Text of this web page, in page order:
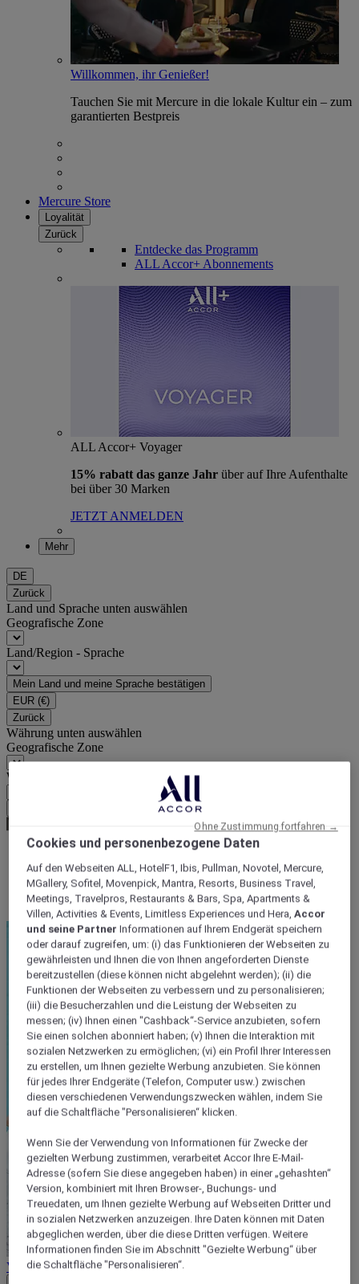
Willkommen, ihr Genießer!
Tauchen Sie mit Mercure in die lokale Kultur ein – zum
garantierten Bestpreis
Mercure Store
Loyalität
Zurück
Entdecke das Programm
ALL Accor+ Abonnements
ALL Accor+ Voyager
15% rabatt das ganze Jahr über auf Ihre Aufenthalte
bei über 30 Marken
JETZT ANMELDEN
Mehr
DE
Zurück
Land und Sprache unten auswählen
Geografische Zone
Land/Region - Sprache
Mein Land und meine Sprache bestätigen
EUR (€)
Zurück
Währung unten auswählen
Geografische Zone
Währung
Homepage
Hub-Angebote
Ihr Wellness-Paket für Entspannung.
Verkaufsbedingungen
Cookies und personenbezogene Daten
Auf den Webseiten ALL, HotelF1, Ibis, Pullman, Novotel, Mercure,
MGallery, Sofitel, Movenpick, Mantra, Resorts, Business Travel,
Meetings, Travelpros, Restaurants & Bars, Spa, Apartments &
Villen, Activities & Events, Limitless Experiences und Hera,Accor
und seine Partner Informationen auf Ihrem Endgerät speichern
oder darauf zugreifen, um: (i) das Funktionieren der Webseiten zu
gewährleisten und Ihnen die von Ihnen angeforderten Dienste
bereitzustellen (diese können nicht abgelehnt werden); (ii) die
Funktionen der Webseiten zu verbessern und zu personalisieren;
(iii) die Besucherzahlen und die Leistung der Webseiten zu
messen; (iv) Ihnen einen "Cashback“-Service anzubieten, sofern
Sie einen solchen abonniert haben; (v) Ihnen die Interaktion mit
sozialen Netzwerken zu ermöglichen; (vi) ein Profil Ihrer Interessen
zu erstellen, um Ihnen gezielte Werbung anzubieten. Sie können
für jedes Ihrer Endgeräte (Telefon, Computer usw.) zwischen
diesen verschiedenen Verwendungszwecken wählen, indem Sie
auf die Schaltfläche "Personalisieren“ klicken.
Wenn Sie der Verwendung von Informationen für Zwecke der
gezielten Werbung zustimmen, verarbeitet Accor Ihre E-Mail-
Adresse (sofern Sie diese angegeben haben) in einer „gehashten“
Version, kombiniert mit Ihren Browser-, Buchungs- und
Treuedaten, um Ihnen gezielte Werbung auf Webseiten Dritter und
in sozialen Netzwerken anzuzeigen. Ihre Daten können mit Daten
abgeglichen werden, über die diese Dritten verfügen. Weitere
Informationen finden Sie im Abschnitt "Gezielte Werbung“ über
die Schaltfläche "Personalisieren“.
Ohne Zustimmung fortfahren →